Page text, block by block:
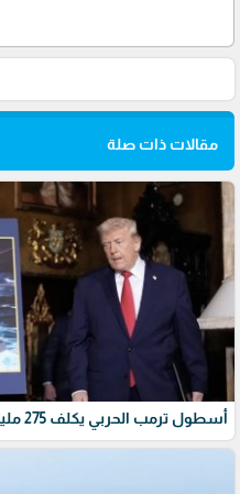
مقالات ذات صلة
أسطول ترمب الحربي يكلف 275 مليار دولار